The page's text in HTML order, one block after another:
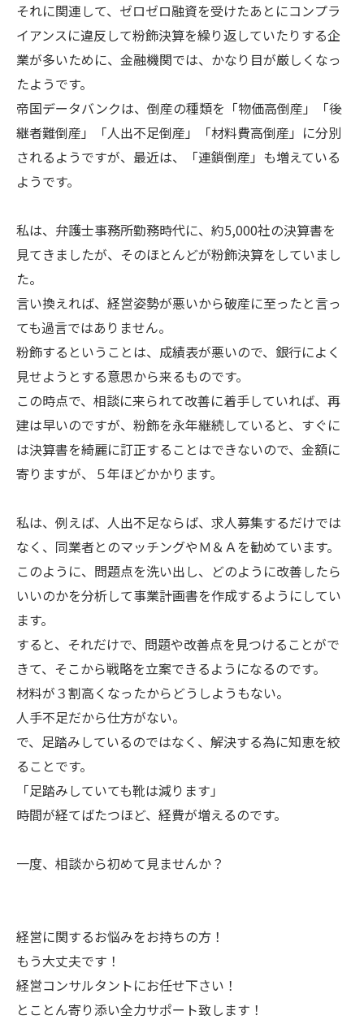
それに関連して、ゼロゼロ融資を受けたあとにコンプラ
イアンスに違反して粉飾決算を繰り返していたりする企
業が多いために、金融機関では、かなり目が厳しくなっ
たようです。
帝国データバンクは、倒産の種類を「物価高倒産」「後
継者難倒産」「人出不足倒産」「材料費高倒産」に分別
されるようですが、最近は、「連鎖倒産」も増えている
ようです。
私は、弁護士事務所勤務時代に、約5,000社の決算書を
見てきましたが、そのほとんどが粉飾決算をしていまし
た。
言い換えれば、経営姿勢が悪いから破産に至ったと言っ
ても過言ではありません。
粉飾するということは、成績表が悪いので、銀行によく
見せようとする意思から来るものです。
この時点で、相談に来られて改善に着手していれば、再
建は早いのですが、粉飾を永年継続していると、すぐに
は決算書を綺麗に訂正することはできないので、金額に
寄りますが、５年ほどかかります。
私は、例えば、人出不足ならば、求人募集するだけでは
なく、同業者とのマッチングやＭ＆Ａを勧めています。
このように、問題点を洗い出し、どのように改善したら
いいのかを分析して事業計画書を作成するようにしてい
ます。
すると、それだけで、問題や改善点を見つけることがで
きて、そこから戦略を立案できるようになるのです。
材料が３割高くなったからどうしようもない。
人手不足だから仕方がない。
で、足踏みしているのではなく、解決する為に知恵を絞
ることです。
「足踏みしていても靴は減ります」
時間が経てばたつほど、経費が増えるのです。
一度、相談から初めて見ませんか？
経営に関するお悩みをお持ちの方！
もう大丈夫です！
経営コンサルタントにお任せ下さい！
とことん寄り添い全力サポート致します！